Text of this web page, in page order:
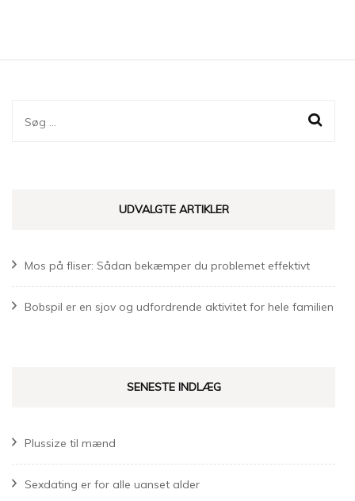
Søg
UDVALGTE ARTIKLER
Mos på fliser: Sådan bekæmper du problemet effektivt
Bobspil er en sjov og udfordrende aktivitet for hele familien
SENESTE INDLÆG
Plussize til mænd
Sexdating er for alle uanset alder